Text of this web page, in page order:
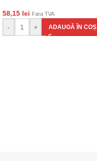
58,15 lei Fara TVA
- + ADAUGĂ ÎN COȘ